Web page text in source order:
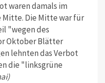
waren damals im
Mitte. Die Mitte war für
"wegen des
Oktober Blätter
lehnten das Verbot
die "linksgrüne